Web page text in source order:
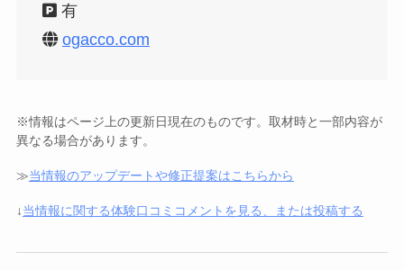
有
ogacco.com
※情報はページ上の更新日現在のものです。取材時と一部内容が
異なる場合があります。
≫当情報のアップデートや修正提案はこちらから
↓当情報に関する体験口コミコメントを見る、または投稿する